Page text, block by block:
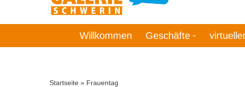
Willkommen Geschäfte
Startseite » Frauentag